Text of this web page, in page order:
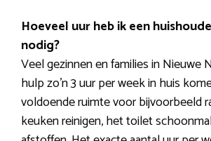
Hoeveel uur heb ik een
nodig?
Veel gezinnen en families in Nieuwe
hulp zo’n 3 uur per week in huis
voldoende ruimte voor bijvoorbeeld
keuken reinigen, het toilet